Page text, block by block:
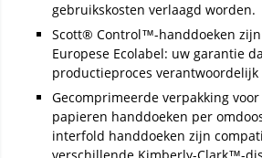
gebruikskosten verlaagd worden.
Scott® Control™-handdoeken
Europese Ecolabel: uw garantie
productieproces verantwoordelijk
Gecomprimeerde verpakking
papieren handdoeken per
interfold handdoeken zijn